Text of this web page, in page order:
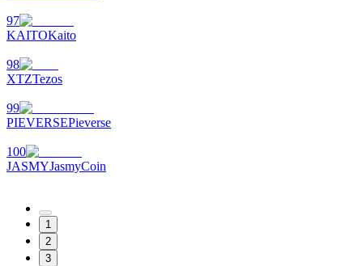
97
KAITOKaito
98
XTZTezos
99
PIEVERSEPieverse
100
JASMYJasmyCoin
1
2
3